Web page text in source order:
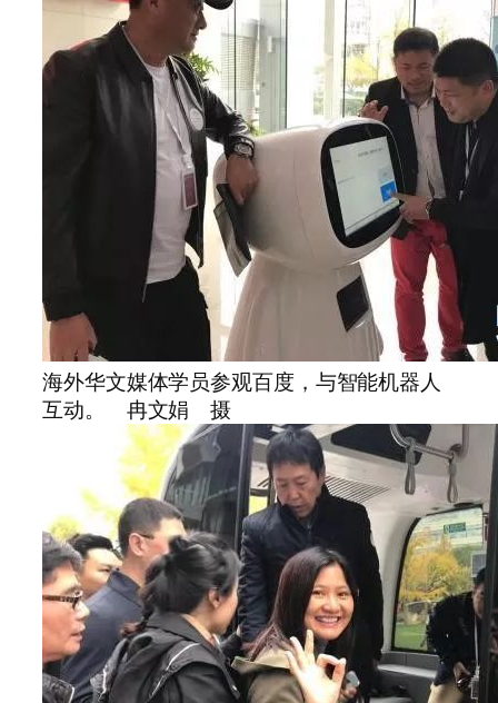
海外华文媒体学员参观百度，与智能机器人
互动。 冉文娟 摄